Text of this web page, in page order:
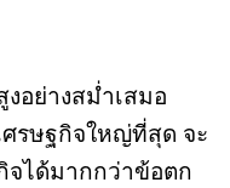
อย่างสม่ำเสมอ
ศรษฐกิจใหญ่ที่สุด จะ
ได้มากกว่าข้อตก